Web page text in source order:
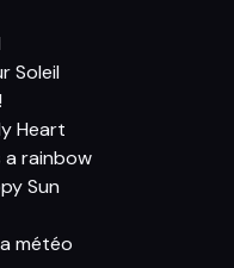
Soleil
Heart
a rainbow
Sun
météo